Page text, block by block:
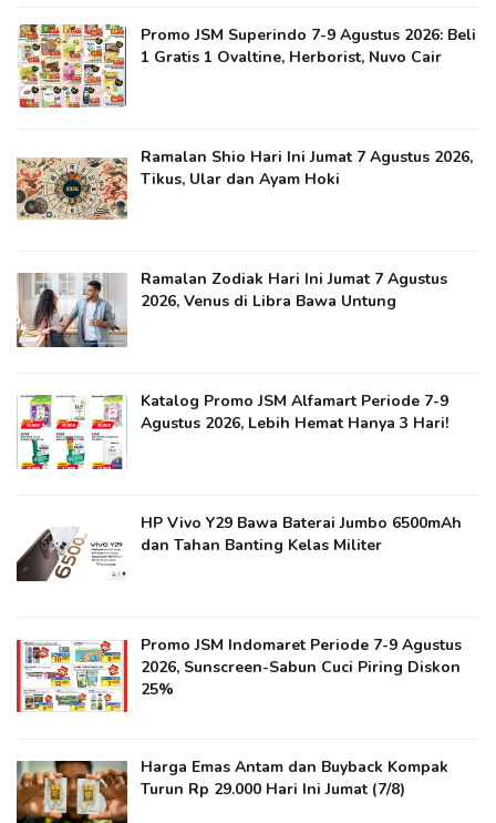
Promo JSM Superindo 7-9 Agustus 2026: Beli
1 Gratis 1 Ovaltine, Herborist, Nuvo Cair
Ramalan Shio Hari Ini Jumat 7 Agustus 2026,
Tikus, Ular dan Ayam Hoki
Ramalan Zodiak Hari Ini Jumat 7 Agustus
2026, Venus di Libra Bawa Untung
Katalog Promo JSM Alfamart Periode 7-9
Agustus 2026, Lebih Hemat Hanya 3 Hari!
HP Vivo Y29 Bawa Baterai Jumbo 6500mAh
dan Tahan Banting Kelas Militer
Promo JSM Indomaret Periode 7-9 Agustus
2026, Sunscreen-Sabun Cuci Piring Diskon
25%
Harga Emas Antam dan Buyback Kompak
Turun Rp 29.000 Hari Ini Jumat (7/8)